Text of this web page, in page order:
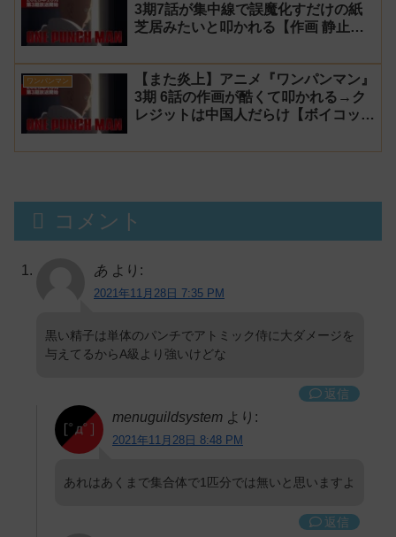
3期7話が集中線で誤魔化すだけの紙
芝居みたいと叩かれる【作画 静止
ワンパンマン
【また炎上】アニメ『ワンパンマン』
3期 6話の作画が酷くて叩かれる→ク
レジットは中国人だらけ【ボイコッ
コメント
あ より:
2021年11月28日 7:35 PM
黒い精子は単体のパンチでアトミック侍に大ダメージを
与えてるからA級より強いけどな
返信
menuguildsystem より:
2021年11月28日 8:48 PM
あれはあくまで集合体で1匹分では無いと思いますよ
返信